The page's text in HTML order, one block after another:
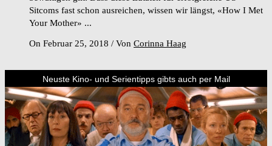
Sitcoms fast schon ausreichen, wissen wir längst, «How I Met
Your Mother» ...
On Februar 25, 2018 / Von Corinna Haag